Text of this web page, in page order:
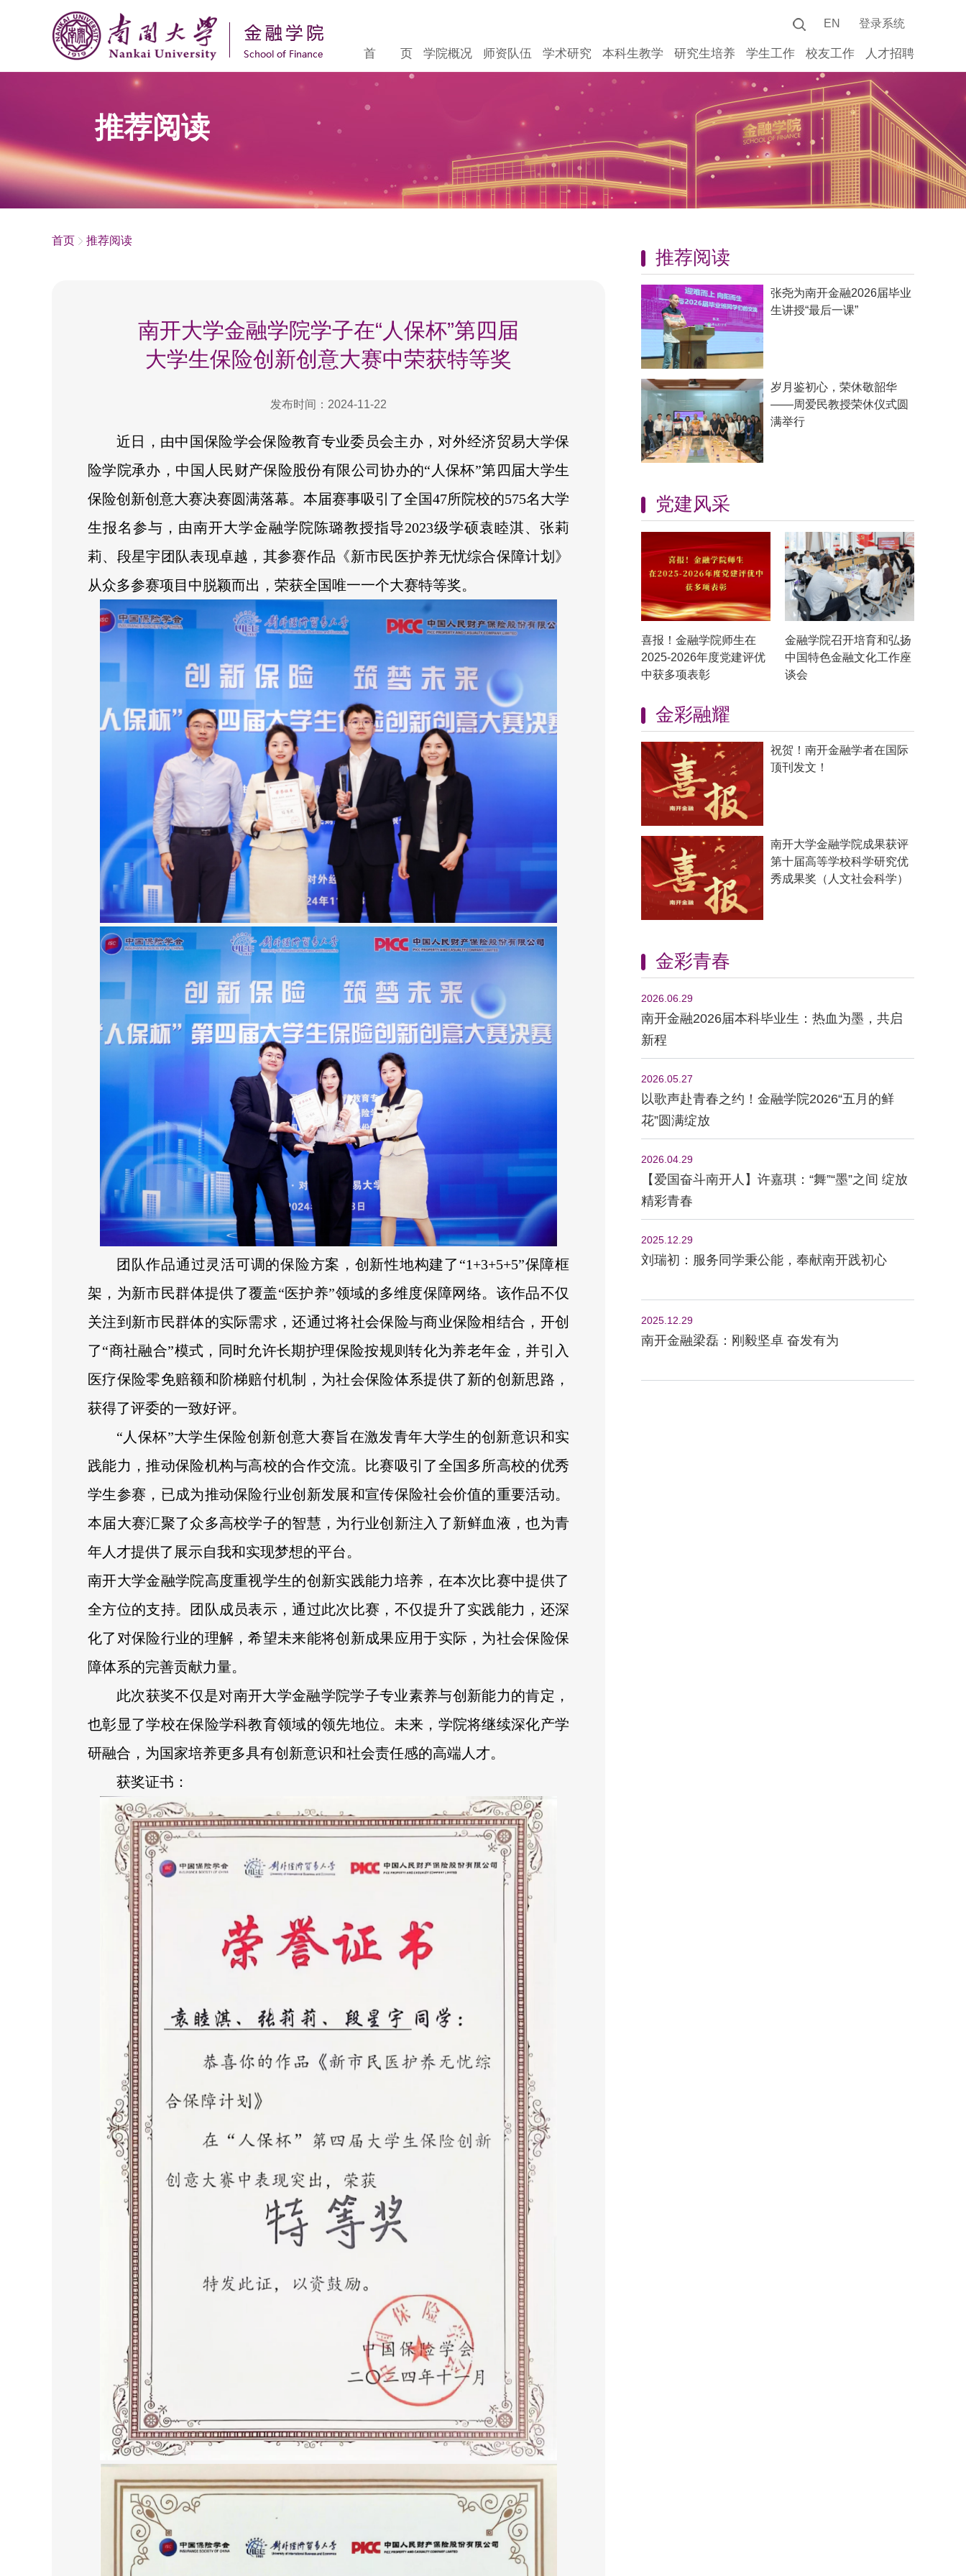
EN 登录系统
首 页 学院概况 师资队伍 学术研究 本科生教学 研究生培养 学生工作 校友工作 人才招聘
推荐阅读
推荐阅读
张尧为南开金融2026届毕业
生讲授“最后一课”
岁月鉴初心，荣休敬韶华
——周爱民教授荣休仪式圆
满举行
党建风采
喜报！金融学院师生在
2025-2026年度党建评优
中获多项表彰
金融学院召开培育和弘扬
中国特色金融文化工作座
谈会
金彩融耀
祝贺！南开金融学者在国际
顶刊发文！
南开大学金融学院成果获评
第十届高等学校科学研究优
秀成果奖（人文社会科学）
金彩青春
2026.06.29
南开金融2026届本科毕业生：热血为墨，共启
新程
2026.05.27
以歌声赴青春之约！金融学院2026“五月的鲜
花”圆满绽放
2026.04.29
【爱国奋斗南开人】许嘉琪：“舞”“墨”之间 绽放
精彩青春
2025.12.29
刘瑞初：服务同学秉公能，奉献南开践初心
2025.12.29
南开金融梁磊：刚毅坚卓 奋发有为
首页 推荐阅读
南开大学金融学院学子在“人保杯”第四届
大学生保险创新创意大赛中荣获特等奖
发布时间：2024-11-22
近日，由中国保险学会保险教育专业委员会主办，对外经济贸易大学保
险学院承办，中国人民财产保险股份有限公司协办的“人保杯”第四届大学生
保险创新创意大赛决赛圆满落幕。本届赛事吸引了全国47所院校的575名大学
生报名参与，由南开大学金融学院陈璐教授指导2023级学硕袁睦淇、张莉
莉、段星宇团队表现卓越，其参赛作品《新市民医护养无忧综合保障计划》
从众多参赛项目中脱颖而出，荣获全国唯一一个大赛特等奖。
团队作品通过灵活可调的保险方案，创新性地构建了“1+3+5+5”保障框
架，为新市民群体提供了覆盖“医护养”领域的多维度保障网络。该作品不仅
关注到新市民群体的实际需求，还通过将社会保险与商业保险相结合，开创
了“商社融合”模式，同时允许长期护理保险按规则转化为养老年金，并引入
医疗保险零免赔额和阶梯赔付机制，为社会保险体系提供了新的创新思路，
获得了评委的一致好评。
“人保杯”大学生保险创新创意大赛旨在激发青年大学生的创新意识和实
践能力，推动保险机构与高校的合作交流。比赛吸引了全国多所高校的优秀
学生参赛，已成为推动保险行业创新发展和宣传保险社会价值的重要活动。
本届大赛汇聚了众多高校学子的智慧，为行业创新注入了新鲜血液，也为青
年人才提供了展示自我和实现梦想的平台。
南开大学金融学院高度重视学生的创新实践能力培养，在本次比赛中提供了
全方位的支持。团队成员表示，通过此次比赛，不仅提升了实践能力，还深
化了对保险行业的理解，希望未来能将创新成果应用于实际，为社会保险保
障体系的完善贡献力量。
此次获奖不仅是对南开大学金融学院学子专业素养与创新能力的肯定，
也彰显了学校在保险学科教育领域的领先地位。未来，学院将继续深化产学
研融合，为国家培养更多具有创新意识和社会责任感的高端人才。
获奖证书：